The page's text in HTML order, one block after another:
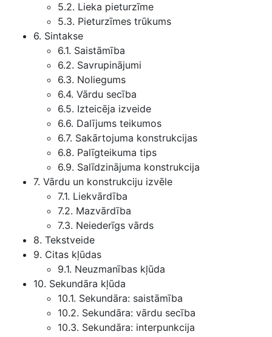
5.2. Lieka pieturzīme
5.3. Pieturzīmes trūkums
6. Sintakse
6.1. Saistāmība
6.2. Savrupinājumi
6.3. Noliegums
6.4. Vārdu secība
6.5. Izteicēja izveide
6.6. Dalījums teikumos
6.7. Sakārtojuma konstrukcijas
6.8. Palīgteikuma tips
6.9. Salīdzinājuma konstrukcija
7. Vārdu un konstrukciju izvēle
7.1. Liekvārdība
7.2. Mazvārdība
7.3. Neiederīgs vārds
8. Tekstveide
9. Citas kļūdas
9.1. Neuzmanības kļūda
10. Sekundāra kļūda
10.1. Sekundāra: saistāmība
10.2. Sekundāra: vārdu secība
10.3. Sekundāra: interpunkcija